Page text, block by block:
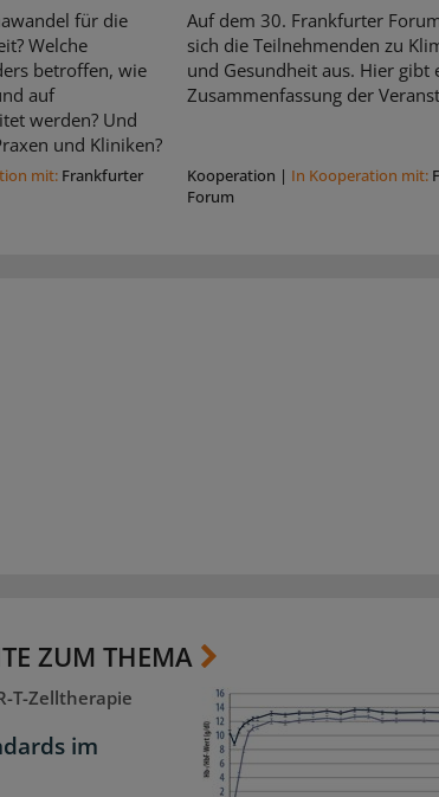
für die
Welche
betroffen, wie
auf
werden? Und
und Kliniken?
mit: Frankfurter
Auf dem 30. Frankfurter
sich die Teilnehmenden zu
und Gesundheit aus. Hier gibt
Zusammenfassung der
Kooperation | In Kooperation mit:
Forum
ZUM THEMA
T-Zelltherapie
im